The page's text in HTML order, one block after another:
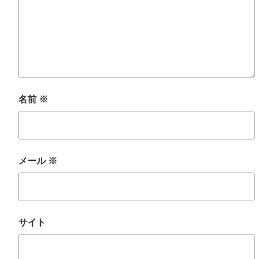
名前 ※
メール ※
サイト